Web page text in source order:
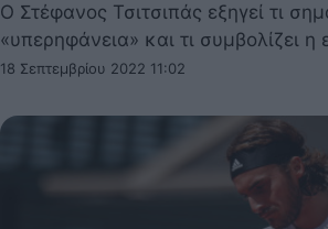
Ο Στέφανος Τσιτσιπάς εξηγεί τι
«υπερηφάνεια» και τι συμβολίζει η
18 Σεπτεμβρίου 2022 11:02